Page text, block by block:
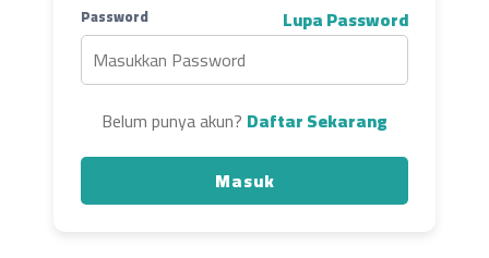
Password Lupa Password
Belum punya akun? Daftar Sekarang
Masuk